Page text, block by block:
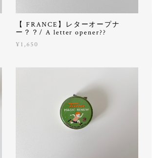
【 FRANCE】レターオープナ
ー？？/ A letter opener??
¥1,650